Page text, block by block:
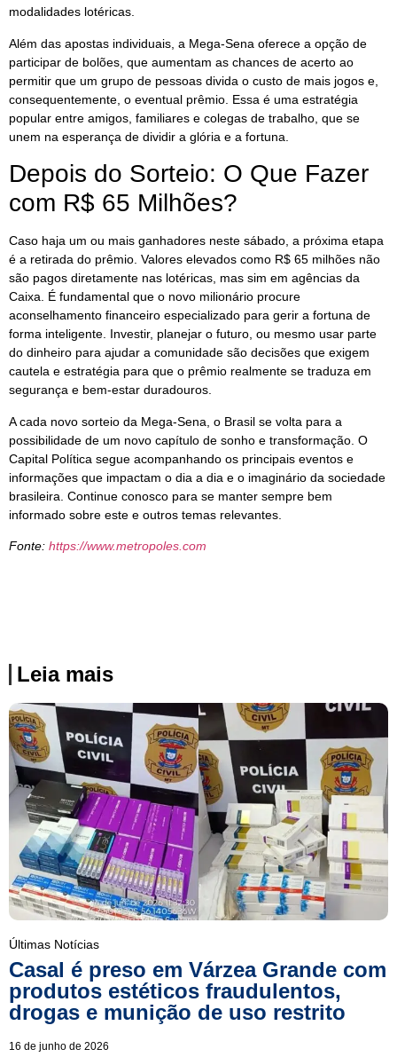
modalidades lotéricas.
Além das apostas individuais, a Mega-Sena oferece a opção de
participar de bolões, que aumentam as chances de acerto ao
permitir que um grupo de pessoas divida o custo de mais jogos e,
consequentemente, o eventual prêmio. Essa é uma estratégia
popular entre amigos, familiares e colegas de trabalho, que se
unem na esperança de dividir a glória e a fortuna.
Depois do Sorteio: O Que Fazer
com R$ 65 Milhões?
Caso haja um ou mais ganhadores neste sábado, a próxima etapa
é a retirada do prêmio. Valores elevados como R$ 65 milhões não
são pagos diretamente nas lotéricas, mas sim em agências da
Caixa. É fundamental que o novo milionário procure
aconselhamento financeiro especializado para gerir a fortuna de
forma inteligente. Investir, planejar o futuro, ou mesmo usar parte
do dinheiro para ajudar a comunidade são decisões que exigem
cautela e estratégia para que o prêmio realmente se traduza em
segurança e bem-estar duradouros.
A cada novo sorteio da Mega-Sena, o Brasil se volta para a
possibilidade de um novo capítulo de sonho e transformação. O
Capital Política segue acompanhando os principais eventos e
informações que impactam o dia a dia e o imaginário da sociedade
brasileira. Continue conosco para se manter sempre bem
informado sobre este e outros temas relevantes.
Fonte: https://www.metropoles.com
Leia mais
Últimas Notícias
Casal é preso em Várzea Grande com
produtos estéticos fraudulentos,
drogas e munição de uso restrito
16 de junho de 2026